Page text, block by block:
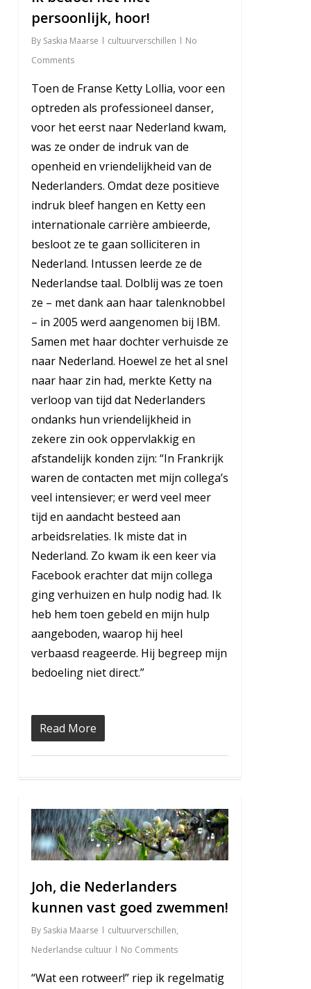
persoonlijk, hoor!
By Saskia Maarse cultuurverschillen
No
Comments
Toen de Franse Ketty Lollia, voor een
optreden als professioneel danser,
voor het eerst naar Nederland kwam,
was ze onder de indruk van de
openheid en vriendelijkheid van de
Nederlanders. Omdat deze positieve
indruk bleef hangen en Ketty een
internationale carrière ambieerde,
besloot ze te gaan solliciteren in
Nederland. Intussen leerde ze de
Nederlandse taal. Dolblij was ze toen
ze – met dank aan haar talenknobbel
– in 2005 werd aangenomen bij IBM.
Samen met haar dochter verhuisde ze
naar Nederland. Hoewel ze het al snel
naar haar zin had, merkte Ketty na
verloop van tijd dat Nederlanders
ondanks hun vriendelijkheid in
zekere zin ook oppervlakkig en
afstandelijk konden zijn: “In Frankrijk
waren de contacten met mijn collega’s
veel intensiever; er werd veel meer
tijd en aandacht besteed aan
arbeidsrelaties. Ik miste dat in
Nederland. Zo kwam ik een keer via
Facebook erachter dat mijn collega
ging verhuizen en hulp nodig had. Ik
heb hem toen gebeld en mijn hulp
aangeboden, waarop hij heel
verbaasd reageerde. Hij begreep mijn
bedoeling niet direct.”
Read More
Joh, die Nederlanders
kunnen vast goed zwemmen!
By Saskia Maarse cultuurverschillen,
Nederlandse cultuur
No Comments
“Wat een rotweer!” riep ik regelmatig
5